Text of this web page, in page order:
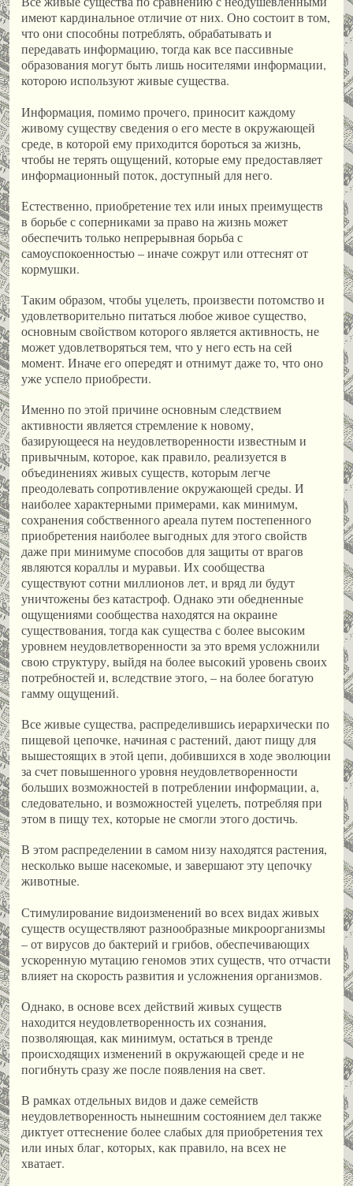
имеют кардинальное отличие от них. Оно состоит в том,
что они способны потреблять, обрабатывать и
передавать информацию, тогда как все пассивные
образования могут быть лишь носителями информации,
которою используют живые существа.
Информация, помимо прочего, приносит каждому
живому существу сведения о его месте в окружающей
среде, в которой ему приходится бороться за жизнь,
чтобы не терять ощущений, которые ему предоставляет
информационный поток, доступный для него.
Естественно, приобретение тех или иных преимуществ
в борьбе с соперниками за право на жизнь может
обеспечить только непрерывная борьба с
самоуспокоенностью – иначе сожрут или оттеснят от
кормушки.
Таким образом, чтобы уцелеть, произвести потомство и
удовлетворительно питаться любое живое существо,
основным свойством которого является активность, не
может удовлетворяться тем, что у него есть на сей
момент. Иначе его опередят и отнимут даже то, что оно
уже успело приобрести.
Именно по этой причине основным следствием
активности является стремление к новому,
базирующееся на неудовлетворенности известным и
привычным, которое, как правило, реализуется в
объединениях живых существ, которым легче
преодолевать сопротивление окружающей среды. И
наиболее характерными примерами, как минимум,
сохранения собственного ареала путем постепенного
приобретения наиболее выгодных для этого свойств
даже при минимуме способов для защиты от врагов
являются кораллы и муравьи. Их сообщества
существуют сотни миллионов лет, и вряд ли будут
уничтожены без катастроф. Однако эти обедненные
ощущениями сообщества находятся на окраине
существования, тогда как существа с более высоким
уровнем неудовлетворенности за это время усложнили
свою структуру, выйдя на более высокий уровень своих
потребностей и, вследствие этого, – на более богатую
гамму ощущений.
Все живые существа, распределившись иерархически по
пищевой цепочке, начиная с растений, дают пищу для
вышестоящих в этой цепи, добившихся в ходе эволюции
за счет повышенного уровня неудовлетворенности
больших возможностей в потреблении информации, а,
следовательно, и возможностей уцелеть, потребляя при
этом в пищу тех, которые не смогли этого достичь.
В этом распределении в самом низу находятся растения,
несколько выше насекомые, и завершают эту цепочку
животные.
Стимулирование видоизменений во всех видах живых
существ осуществляют разнообразные микроорганизмы
– от вирусов до бактерий и грибов, обеспечивающих
ускоренную мутацию геномов этих существ, что отчасти
влияет на скорость развития и усложнения организмов.
Однако, в основе всех действий живых существ
находится неудовлетворенность их сознания,
позволяющая, как минимум, остаться в тренде
происходящих изменений в окружающей среде и не
погибнуть сразу же после появления на свет.
В рамках отдельных видов и даже семейств
неудовлетворенность нынешним состоянием дел также
диктует оттеснение более слабых для приобретения тех
или иных благ, которых, как правило, на всех не
хватает.